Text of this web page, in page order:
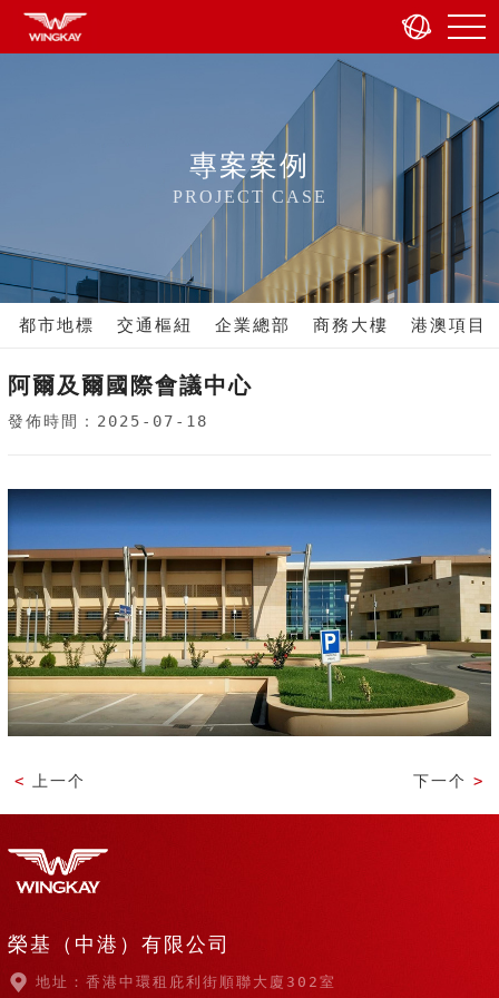
專案案例
PROJECT CASE
都市地標 交通樞紐 企業總部 商務大樓 港澳項目
阿爾及爾國際會議中心
發佈時間：2025-07-18
< 上一个 下一个 >
榮基（中港）有限公司
地址：香港中環租庇利街順聯大廈302室